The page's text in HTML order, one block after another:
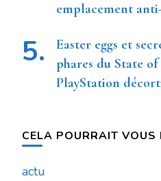
emplacement
Easter eggs et
phares du State of
PlayStation
CELA POURRAIT VOUS
actu